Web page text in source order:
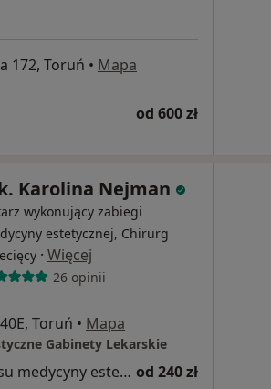
172, Toruń • Mapa
od 600 zł
Karolina Nejman
wykonujący zabiegi
estetycznej, Chirurg
· Więcej
26 opinii
Toruń • Mapa
Gabinety Lekarskie
Konsultacja z zakresu medycyny estetycznej od 240 zł